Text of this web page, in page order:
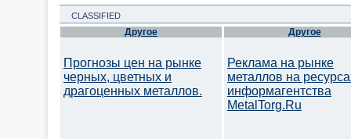
CLASSIFIED
Другое
Прогнозы цен на рынке
черных, цветных и
драгоценных металлов.
Другое
Реклама на рынке
металлов на
информагентства
MetalTorg.Ru